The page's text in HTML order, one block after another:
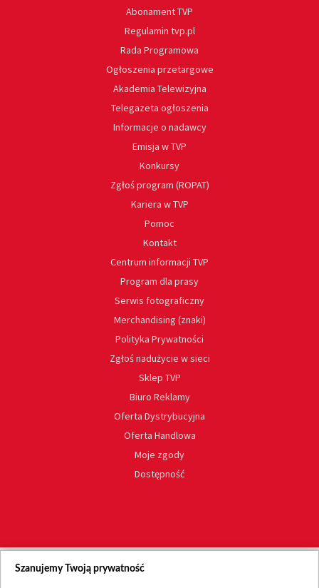
Abonament TVP
Regulamin tvp.pl
Rada Programowa
Ogłoszenia przetargowe
Akademia Telewizyjna
Telegazeta ogłoszenia
Informacje o nadawcy
Emisja w TVP
Konkursy
Zgłoś program (ROPAT)
Kariera w TVP
Pomoc
Kontakt
Centrum informacji TVP
Program dla prasy
Serwis fotograficzny
Merchandising (znaki)
Polityka Prywatności
Zgłoś nadużycie w sieci
Sklep TVP
Biuro Reklamy
Oferta Dystrybucyjna
Oferta Handlowa
Moje zgody
Dostępność
Szanujemy Twoją prywatność